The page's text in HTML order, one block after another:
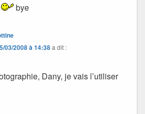
bye
03/2008 à 14:38a dit :
Dany, je vais l’utiliser